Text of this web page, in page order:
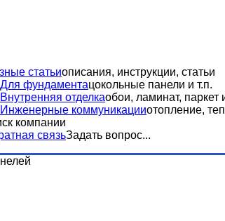
статьиописания, инструкции, статьи
Для фундаментацокольные панели и т.п.
Внутренняя отделкаобои, ламинат, паркет
Инженерные коммуникацииотопление,
компании
связьЗадать вопрос...